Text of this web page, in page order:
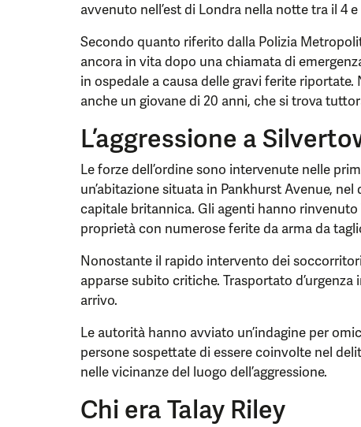
avvenuto nell’est di Londra nella notte tra il 4
Secondo quanto riferito dalla Polizia
ancora in vita dopo una chiamata di
in ospedale a causa delle gravi ferite riportate.
anche un giovane di 20 anni, che si trova
L’aggressione a
Le forze dell’ordine sono intervenute nelle
un’abitazione situata in Pankhurst Avenue,
capitale britannica. Gli agenti hanno rinvenuto
proprietà con numerose ferite da arma da
Nonostante il rapido intervento dei
apparse subito critiche. Trasportato
arrivo.
Le autorità hanno avviato un’indagine per
persone sospettate di essere coinvolte nel
nelle vicinanze del luogo dell’aggressione.
Chi era Talay Riley